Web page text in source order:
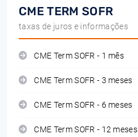
CME TERM SOFR
taxas de juros e informações
CME Term SOFR - 1 mês
CME Term SOFR - 3 meses
CME Term SOFR - 6 meses
CME Term SOFR - 12 meses